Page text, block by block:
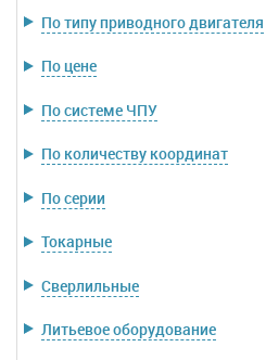
По типу приводного двигателя
По цене
По системе ЧПУ
По количеству координат
По серии
Токарные
Сверлильные
Литьевое оборудование